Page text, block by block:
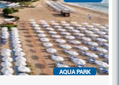
AQUA PARK